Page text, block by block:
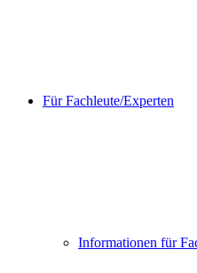
Für Fachleute/Experten
Informationen für